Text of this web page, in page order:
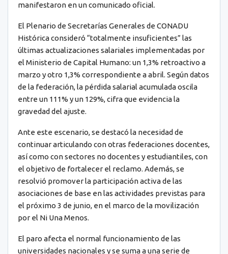
manifestaron en un comunicado oficial.
El Plenario de Secretarías Generales de CONADU
Histórica consideró “totalmente insuficientes” las
últimas actualizaciones salariales implementadas por
el Ministerio de Capital Humano: un 1,3% retroactivo a
marzo y otro 1,3% correspondiente a abril. Según datos
de la federación, la pérdida salarial acumulada oscila
entre un 111% y un 129%, cifra que evidencia la
gravedad del ajuste.
Ante este escenario, se destacó la necesidad de
continuar articulando con otras federaciones docentes,
así como con sectores no docentes y estudiantiles, con
el objetivo de fortalecer el reclamo. Además, se
resolvió promover la participación activa de las
asociaciones de base en las actividades previstas para
el próximo 3 de junio, en el marco de la movilización
por el Ni Una Menos.
El paro afecta el normal funcionamiento de las
universidades nacionales y se suma a una serie de